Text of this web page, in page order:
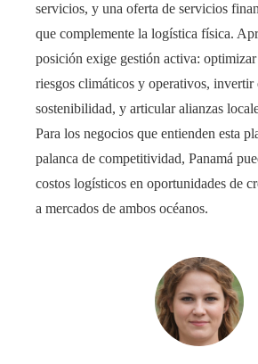
servicios, y una oferta de servicios
que complemente la logística física.
posición exige gestión activa:
riesgos climáticos y operativos,
sostenibilidad, y articular alianzas
Para los negocios que entienden esta
palanca de competitividad, Panamá
costos logísticos en oportunidades de
a mercados de ambos océanos.